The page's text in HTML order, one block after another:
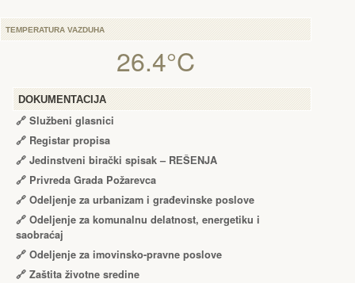
TEMPERATURA VAZDUHA
26.4°C
DOKUMENTACIJA
🔗 Službeni glasnici
🔗 Registar propisa
🔗 Jedinstveni birački spisak – RЕŠЕNJA
🔗 Privreda Grada Požarevca
🔗 Odeljenje za urbanizam i građevinske poslove
🔗 Odeljenje za komunalnu delatnost, energetiku i
saobraćaj
🔗 Odeljenje za imovinsko-pravne poslove
🔗 Zaštita životne sredine